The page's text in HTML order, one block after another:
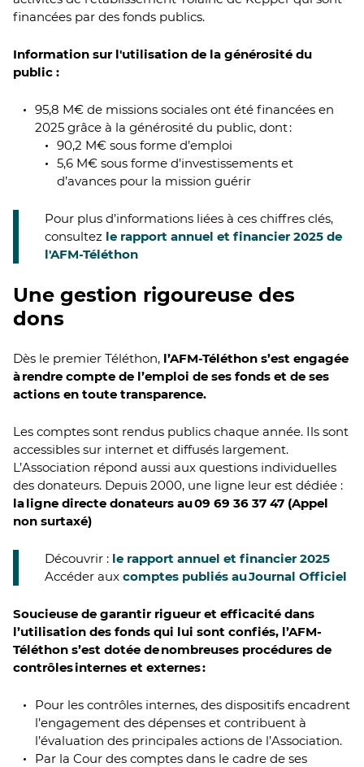
financées par des fonds publics.
Information sur l'utilisation de la générosité du
public :
95,8 M€ de missions sociales ont été financées en
2025 grâce à la générosité du public, dont :
90,2 M€ sous forme d’emploi
5,6 M€ sous forme d’investissements et
d’avances pour la mission guérir
Pour plus d’informations liées à ces chiffres clés,
consultez le rapport annuel et financier 2025 de
l'AFM-Téléthon
Une gestion rigoureuse des
dons
Dès le premier Téléthon, l’AFM-Téléthon s’est engagée
à rendre compte de l’emploi de ses fonds et de ses
actions en toute transparence.
Les comptes sont rendus publics chaque année. Ils sont
accessibles sur internet et diffusés largement.
L’Association répond aussi aux questions individuelles
des donateurs. Depuis 2000, une ligne leur est dédiée :
la ligne directe donateurs au 09 69 36 37 47 (Appel
non surtaxé)
Découvrir : le rapport annuel et financier 2025
Accéder aux comptes publiés au Journal Officiel
Soucieuse de garantir rigueur et efficacité dans
l’utilisation des fonds qui lui sont confiés, l’AFM-
Téléthon s’est dotée de nombreuses procédures de
contrôles internes et externes :
Pour les contrôles internes, des dispositifs encadrent
l’engagement des dépenses et contribuent à
l’évaluation des principales actions de l’Association.
Par la Cour des comptes dans le cadre de ses